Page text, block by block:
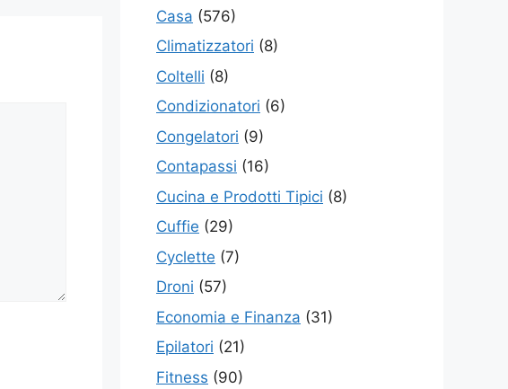
Casa (576)
Climatizzatori (8)
Coltelli (8)
Condizionatori (6)
Congelatori (9)
Contapassi (16)
Cucina e Prodotti Tipici (8)
Cuffie (29)
Cyclette (7)
Droni (57)
Economia e Finanza (31)
Epilatori (21)
Fitness (90)